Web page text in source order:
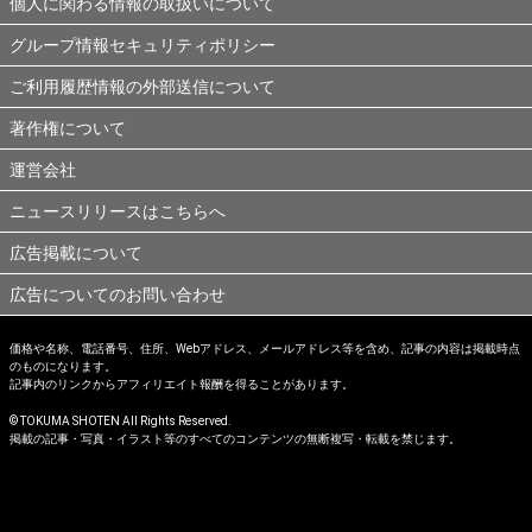
グループ情報セキュリティポリシー
ご利用履歴情報の外部送信について
著作権について
運営会社
ニュースリリースはこちらへ
広告掲載について
広告についてのお問い合わせ
価格や名称、電話番号、住所、Webアドレス、メールアドレス等を含め、記事の内容は掲載時点
のものになります。
記事内のリンクからアフィリエイト報酬を得ることがあります。
© TOKUMA SHOTEN All Rights Reserved.
掲載の記事・写真・イラスト等のすべてのコンテンツの無断複写・転載を禁じます。